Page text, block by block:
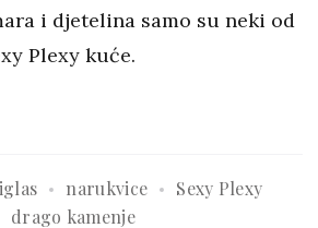
i djetelina samo su neki od
Plexy kuće.
narukvice
Sexy Plexy
drago kamenje